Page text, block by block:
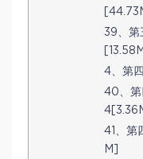
39、第
4、第
40、第
41、第
M]